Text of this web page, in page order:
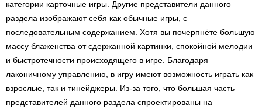
категории карточные игры. Другие представители данного
раздела изображают себя как обычные игры, с
последовательным содержанием. Хотя вы почерпнёте большую
массу блаженства от сдержанной картинки, спокойной мелодии
и быстротечности происходящего в игре. Благодаря
лаконичному управлению, в игру имеют возможность играть как
взрослые, так и тинейджеры. Из-за того, что большая часть
представителей данного раздела спроектированы на